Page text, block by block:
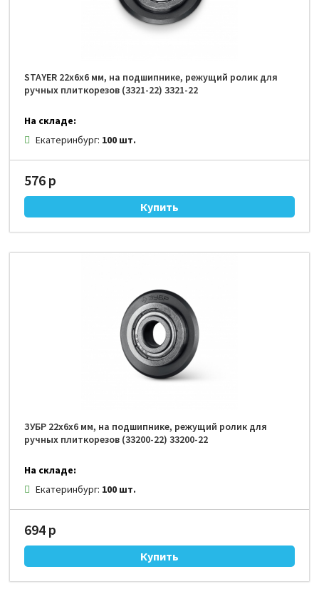
STAYER 22х6х6 мм, на подшипнике, режущий ролик для
ручных плиткорезов (3321-22) 3321-22
На складе:
Екатеринбург: 100 шт.
576 р
ЗУБР 22х6х6 мм, на подшипнике, режущий ролик для
ручных плиткорезов (33200-22) 33200-22
На складе:
Екатеринбург: 100 шт.
694 р